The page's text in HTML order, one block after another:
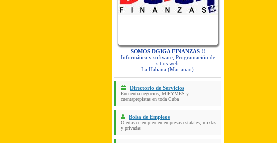
SOMOS DGIGA FINANZAS !!
Informática y software, Programación de
sitios web
La Habana (Marianao)
Directorio de Servicios
Encuentra negocios, MIPYMES y
cuentapropistas en toda Cuba
Bolsa de Empleos
Ofertas de empleo en empresas estatales, mixtas
y privadas